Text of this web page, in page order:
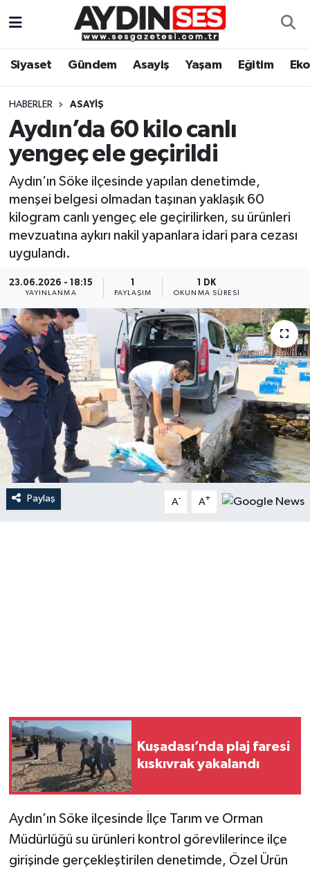
Siyaset Gündem Asayiş Yaşam Eğitim
HABERLER ASAYIŞ
Aydın’da 60 kilo canlı
yengeç ele geçirildi
Aydın’ın Söke ilçesinde yapılan denetimde,
menşei belgesi olmadan taşınan yaklaşık 60
kilogram canlı yengeç ele geçirilirken, su ürünleri
mevzuatına aykırı nakil yapanlara idari para cezası
uygulandı.
23.06.2026 - 18:15
YAYINLANMA PAYLAŞIM
1 DK
OKUNMA SÜRESI
Paylaş A- A+
Kuşadası’nda plaj faresi
kıskıvrak yakalandı
Aydın’ın Söke ilçesinde İlçe Tarım ve Orman
Müdürlüğü su ürünleri kontrol görevlilerince ilçe
girişinde gerçekleştirilen denetimde, Özel Ürün
Gündem
Siyaset
Ekonomi
Yaşam
Eğitim
Aydın Hava Durumu
Aydin Namaz Vakitleri
Aydın Trafik Yoğunluk Haritası
Süper Lig Puan Durumu ve Fikstür
Tüm Manşetler
Haber Arşivi